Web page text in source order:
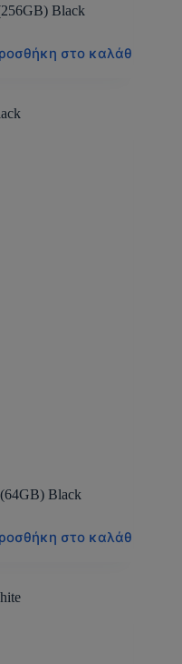
Black
στο καλάθι
Black
στο καλάθι